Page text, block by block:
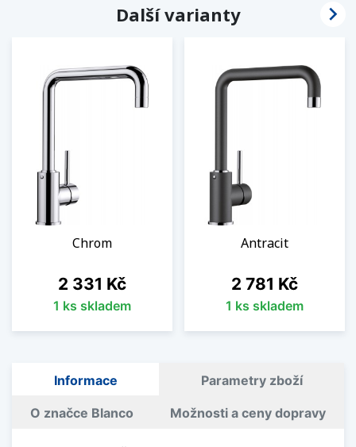
Další varianty
Chrom
Cena
2 331 Kč
1 ks skladem
Antracit
Cena
2 781 Kč
1 ks skladem

Informace Parametry zboží
O značce Blanco Možnosti a ceny dopravy